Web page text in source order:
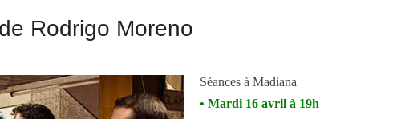
Rodrigo Moreno
Séances à Madiana
• Mardi 16 avril à 19h